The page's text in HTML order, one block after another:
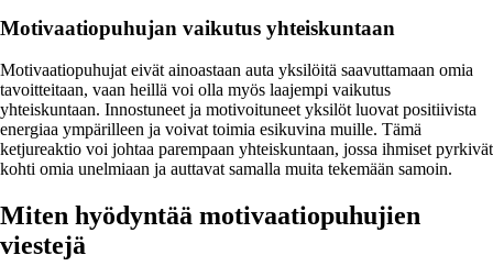
Motivaatiopuhujan vaikutus yhteiskuntaan
Motivaatiopuhujat eivät ainoastaan auta yksilöitä saavuttamaan omia
tavoitteitaan, vaan heillä voi olla myös laajempi vaikutus
yhteiskuntaan. Innostuneet ja motivoituneet yksilöt luovat positiivista
energiaa ympärilleen ja voivat toimia esikuvina muille. Tämä
ketjureaktio voi johtaa parempaan yhteiskuntaan, jossa ihmiset pyrkivät
kohti omia unelmiaan ja auttavat samalla muita tekemään samoin.
Miten hyödyntää motivaatiopuhujien
viestejä